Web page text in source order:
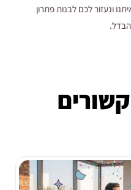
ונעזור לכם לבנות פתרון